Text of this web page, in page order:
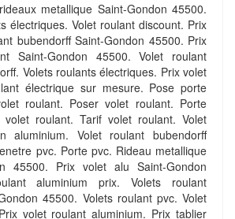
metallique Saint-Gondon 45500.
électriques. Volet roulant discount. Prix
bubendorff Saint-Gondon 45500. Prix
Saint-Gondon 45500. Volet roulant
Volets roulants électriques. Prix volet
électrique sur mesure. Pose porte
roulant. Poser volet roulant. Porte
roulant. Tarif volet roulant. Volet
aluminium. Volet roulant bubendorff
pvc. Porte pvc. Rideau metallique
45500. Prix volet alu Saint-Gondon
aluminium prix. Volets roulant
45500. Volets roulant pvc. Volet
volet roulant aluminium. Prix tablier